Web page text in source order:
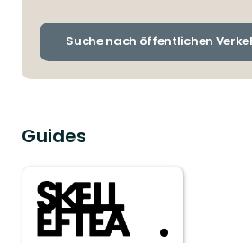
Suche nach öffentlichen
Guides